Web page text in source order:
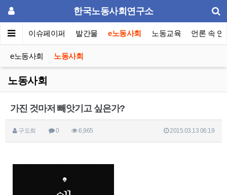
한국노동사회연구소
포럼 이슈페이퍼 발간물 e노동사회 노동교육 언론 속 연
e노동사회 노동사회
노동사회
가진 것마저 빼앗기고 싶은가?
구도희 0 6,965 2015.03.13 06:19